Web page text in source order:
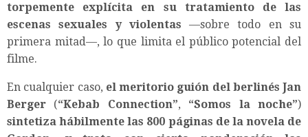
torpemente explícita en su tratamiento de las
escenas sexuales y violentas —sobre todo en su
primera mitad—, lo que limita el público potencial del
filme.
En cualquier caso, el meritorio guión del berlinés Jan
Berger (“Kebab Connection”, “Somos la noche”)
sintetiza hábilmente las 800 páginas de la novela de